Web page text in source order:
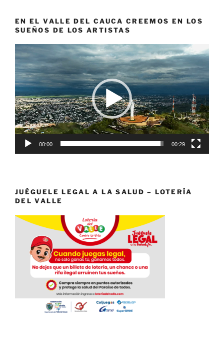
EN EL VALLE DEL CAUCA CREEMOS EN LOS
SUEÑOS DE LOS ARTISTAS
Reproductor
de
vídeo
00:00 00:29
JUÉGUELE LEGAL A LA SALUD – LOTERÍA
DEL VALLE